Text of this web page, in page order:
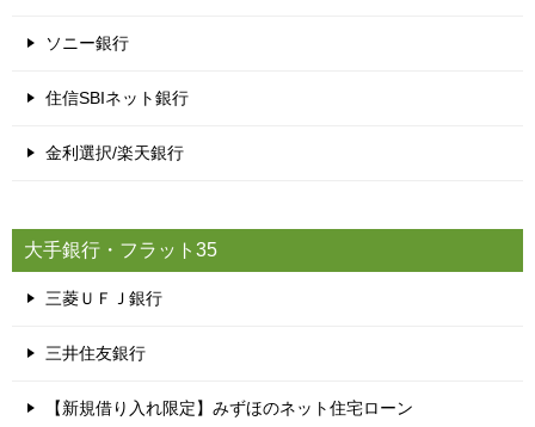
ソニー銀行
住信SBIネット銀行
金利選択/楽天銀行
大手銀行・フラット35
三菱ＵＦＪ銀行
三井住友銀行
【新規借り入れ限定】みずほのネット住宅ローン